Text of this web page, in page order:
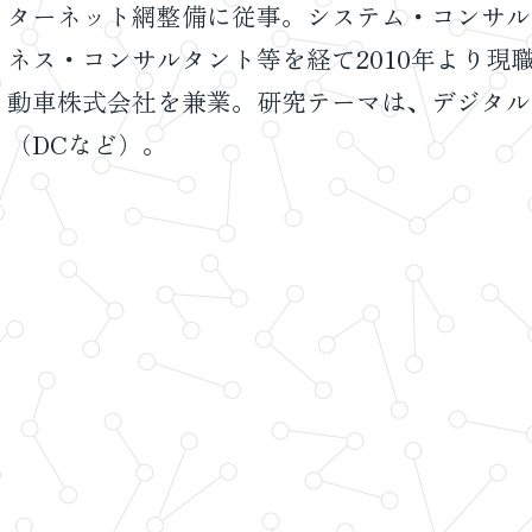
ターネット網整備に従事。システム・コンサ
ネス・コンサルタント等を経て2010年より現
動車株式会社を兼業。研究テーマは、デジタ
（DCなど）。